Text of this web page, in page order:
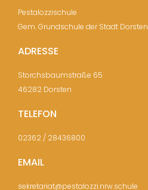
Pestalozzischule
Gem. Grundschule der Stadt Dorsten
ADRESSE
Storchsbaumstraße 65
46282 Dorsten
TELEFON
02362 / 28436800
EMAIL
sekretariat@pestalozzi.nrw.schule